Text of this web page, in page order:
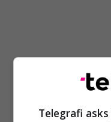
Telegrafi